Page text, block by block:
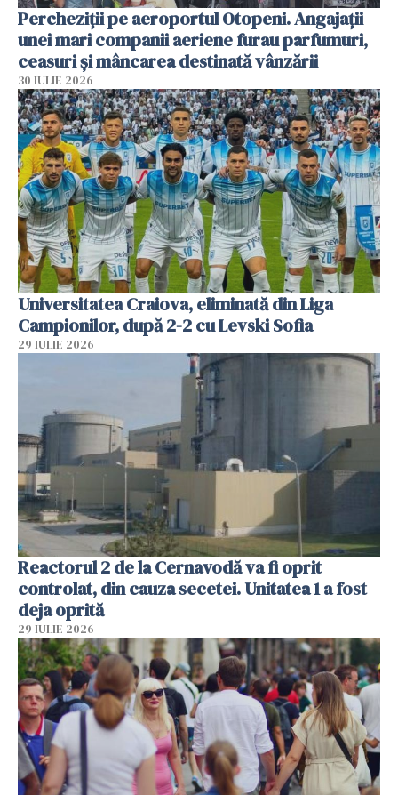
Percheziții pe aeroportul Otopeni. Angajații
unei mari companii aeriene furau parfumuri,
ceasuri și mâncarea destinată vânzării
30 IULIE 2026
Universitatea Craiova, eliminată din Liga
Campionilor, după 2-2 cu Levski Sofia
29 IULIE 2026
Reactorul 2 de la Cernavodă va fi oprit
controlat, din cauza secetei. Unitatea 1 a fost
deja oprită
29 IULIE 2026